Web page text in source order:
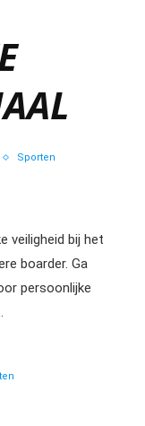
Sporten
veiligheid bij het
boarder. Ga
persoonlijke